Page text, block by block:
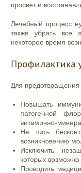
просвет и
Лечебный процесс
также убрать все
некоторое время
Профилактика
Для предотвращения
Повышать
патогенной
витаминно-
Не пить
возникновению
Исключить
которых
Проводить